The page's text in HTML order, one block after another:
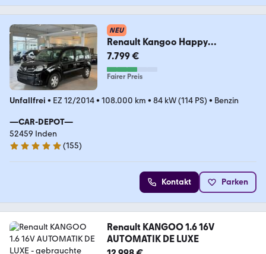
NEU
Renault Kangoo Happy
Family*KLIMA*TEMP.*NAVI*BLUET.
*USB*
7.799 €
Fairer Preis
Unfallfrei • EZ 12/2014• 108.000 km • 84 kW (114 PS) • Benzin
—CAR-DEPOT—
52459 Inden
4.9 Sterne
(155)
Kontakt Parken
Renault KANGOO 1.6 16V
AUTOMATIK DE LUXE